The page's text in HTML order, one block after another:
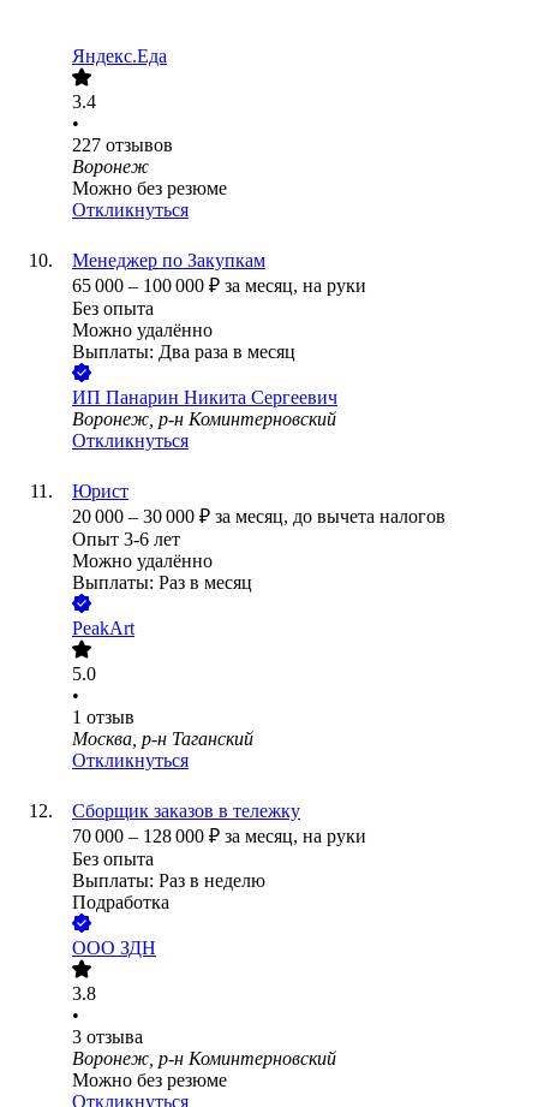
Яндекс.Еда
3.4
•
227 отзывов
Воронеж
Можно без резюме
Откликнуться
Менеджер по Закупкам
65 000 – 100 000 ₽ за месяц, на руки
Без опыта
Можно удалённо
Выплаты: Два раза в месяц
ИП Панарин Никита Сергеевич
Воронеж, р-н Коминтерновский
Откликнуться
Юрист
20 000 – 30 000 ₽ за месяц, до вычета налогов
Опыт 3-6 лет
Можно удалённо
Выплаты: Раз в месяц
PeakArt
5.0
•
1 отзыв
Москва, р-н Таганский
Откликнуться
Сборщик заказов в тележку
70 000 – 128 000 ₽ за месяц, на руки
Без опыта
Выплаты: Раз в неделю
Подработка
ООО ЗДН
3.8
•
3 отзыва
Воронеж, р-н Коминтерновский
Можно без резюме
Откликнуться